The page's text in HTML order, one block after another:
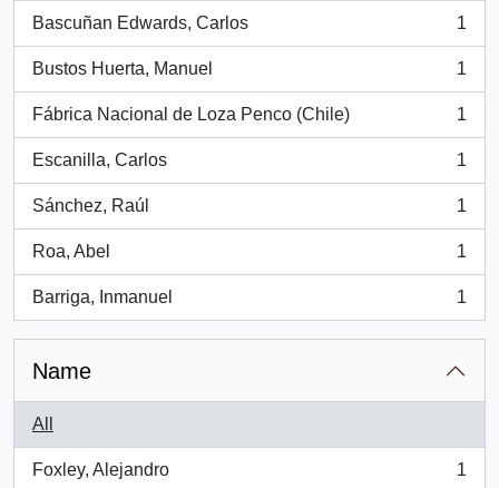
Bascuñan Edwards, Carlos
, 1 results
1
Bustos Huerta, Manuel
, 1 results
1
Fábrica Nacional de Loza Penco (Chile)
, 1 results
1
Escanilla, Carlos
, 1 results
1
Sánchez, Raúl
, 1 results
1
Roa, Abel
, 1 results
1
Barriga, Inmanuel
, 1 results
1
Name
All
Foxley, Alejandro
, 1 results
1